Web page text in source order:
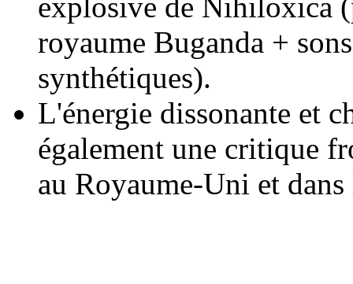
royaume Buganda +
synthétiques).
L'énergie dissonante et
également une critique
au Royaume-Uni et